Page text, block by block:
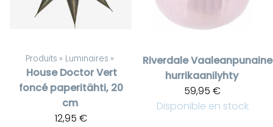
Produits ‪» Luminaires ‪»
House DoctorVert
foncé paperitähti, 20
cm
12,95 €
Riverdale
hurrikaanilyhty
59,95 €
Disponible en stock